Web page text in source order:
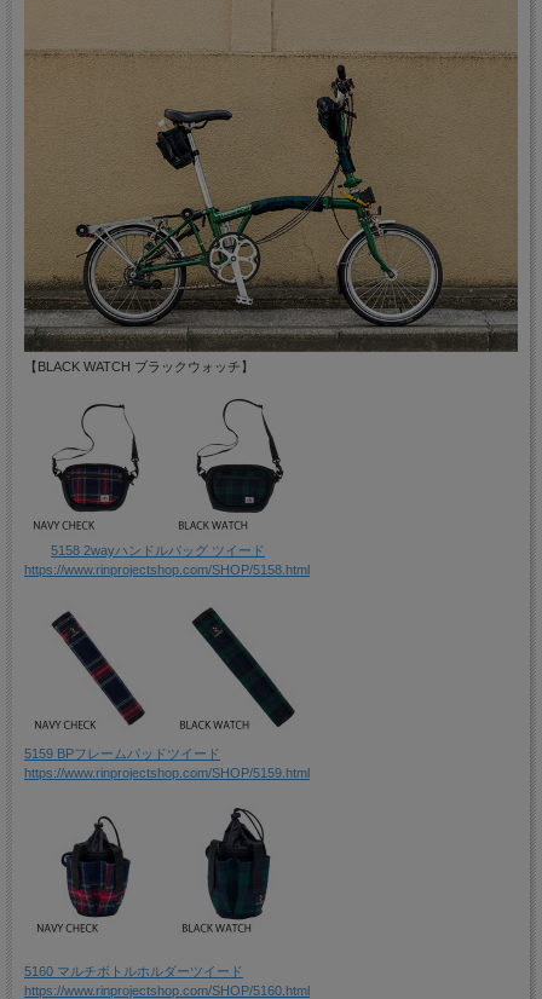
【BLACK WATCH ブラックウォッチ】
5158 2wayハンドルバッグ ツイード
https://www.rinprojectshop.com/SHOP/5158.html
5159 BPフレームパッドツイード
https://www.rinprojectshop.com/SHOP/5159.html
5160 マルチボトルホルダーツイード
https://www.rinprojectshop.com/SHOP/5160.html